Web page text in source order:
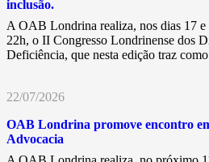
inclusão.
A OAB Londrina realiza, nos dias 17 e
22h, o II Congresso Londrinense dos
Deficiência, que nesta edição traz
22/07/2026
OAB Londrina promove encontro
Advocacia